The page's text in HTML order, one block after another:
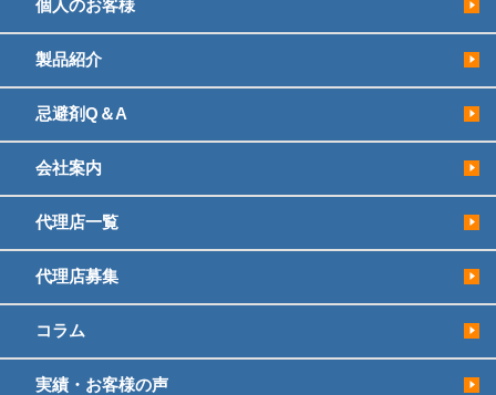
個人のお客様
製品紹介
忌避剤Q＆A
会社案内
代理店一覧
代理店募集
コラム
実績・お客様の声